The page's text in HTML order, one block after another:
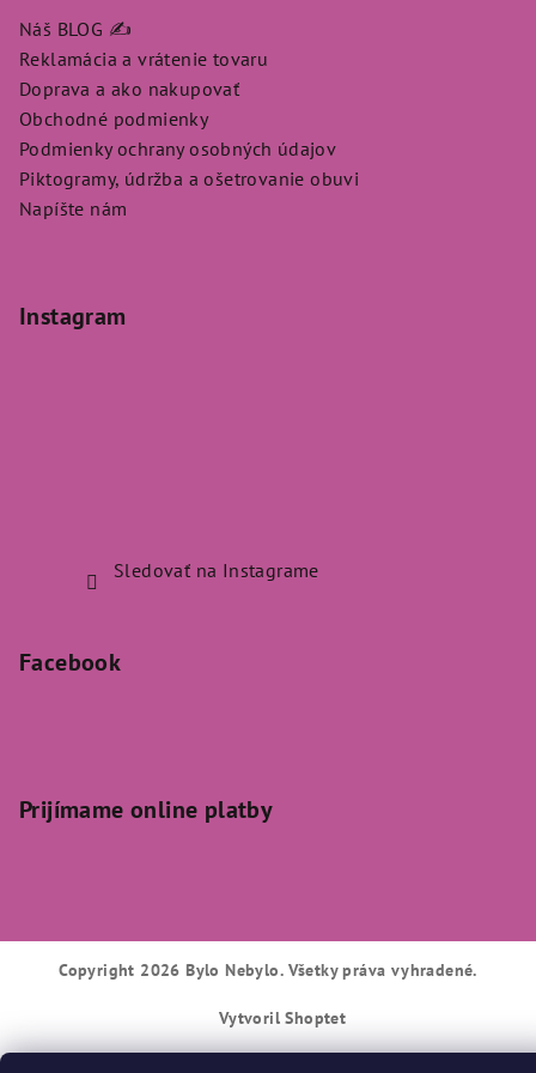
Náš BLOG ✍️
Reklamácia a vrátenie tovaru
Doprava a ako nakupovať
Obchodné podmienky
Podmienky ochrany osobných údajov
Piktogramy, údržba a ošetrovanie obuvi
Napíšte nám
Instagram
Sledovať na Instagrame
Facebook
Prijímame online platby
Copyright 2026 Bylo Nebylo. Všetky práva vyhradené.
Vytvoril Shoptet